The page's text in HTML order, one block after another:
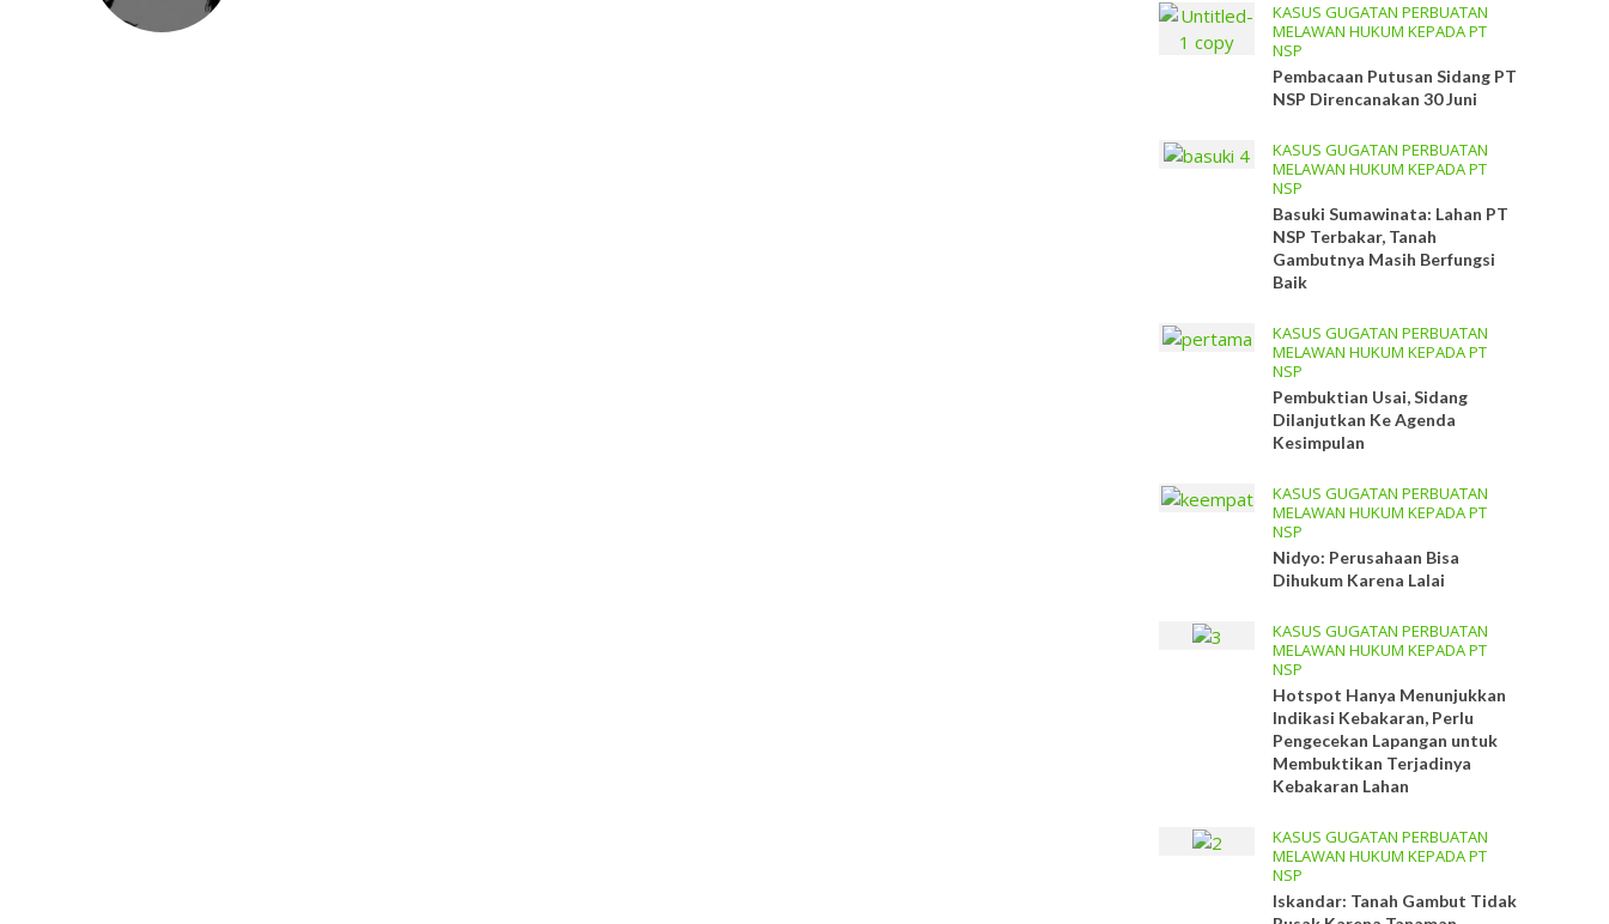
KASUS GUGATAN PERBUATAN
MELAWAN HUKUM KEPADA PT
NSP
Pembacaan Putusan Sidang PT
NSP Direncanakan 30 Juni
KASUS GUGATAN PERBUATAN
MELAWAN HUKUM KEPADA PT
NSP
Basuki Sumawinata: Lahan PT
NSP Terbakar, Tanah
Gambutnya Masih Berfungsi
Baik
KASUS GUGATAN PERBUATAN
MELAWAN HUKUM KEPADA PT
NSP
Pembuktian Usai, Sidang
Dilanjutkan Ke Agenda
Kesimpulan
KASUS GUGATAN PERBUATAN
MELAWAN HUKUM KEPADA PT
NSP
Nidyo: Perusahaan Bisa
Dihukum Karena Lalai
KASUS GUGATAN PERBUATAN
MELAWAN HUKUM KEPADA PT
NSP
Hotspot Hanya Menunjukkan
Indikasi Kebakaran, Perlu
Pengecekan Lapangan untuk
Membuktikan Terjadinya
Kebakaran Lahan
KASUS GUGATAN PERBUATAN
MELAWAN HUKUM KEPADA PT
NSP
Iskandar: Tanah Gambut Tidak